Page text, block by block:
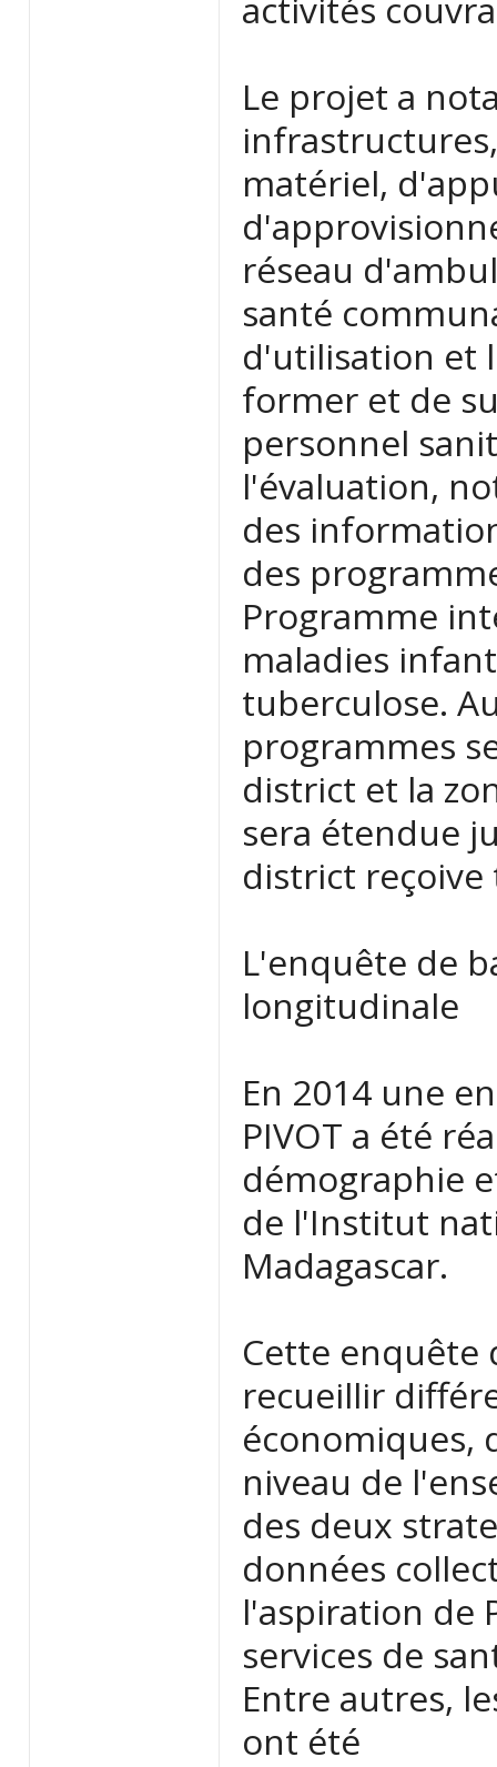
activités
Le projet a
matériel,
réseau
santé
d'utilisation et
former et de
personnel
l'évaluation,
des
des
Programme
maladies
tuberculose.
programmes
district et la
sera étendue
district reçoive
L'enquête de
longitudinale
En 2014 une
PIVOT a été
démographie
de l'Institut
Madagascar.
Cette enquête
recueillir
économiques,
niveau de
des deux
données
l'aspiration de
services de
Entre autres,
ont été